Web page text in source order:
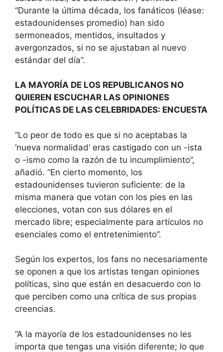
“Durante la última década, los fanáticos (léase:
estadounidenses promedio) han sido
sermoneados, mentidos, insultados y
avergonzados, si no se ajustaban al nuevo
estándar del día”.
LA MAYORÍA DE LOS REPUBLICANOS NO
QUIEREN ESCUCHAR LAS OPINIONES
POLÍTICAS DE LAS CELEBRIDADES: ENCUESTA
“Lo peor de todo es que si no aceptabas la
‘nueva normalidad’ eras castigado con un -ista
o -ismo como la razón de tu incumplimiento”,
añadió. “En cierto momento, los
estadounidenses tuvieron suficiente: de la
misma manera que votan con los pies en las
elecciones, votan con sus dólares en el
mercado libre; especialmente para artículos no
esenciales como el entretenimiento”.
Según los expertos, los fans no necesariamente
se oponen a que los artistas tengan opiniones
políticas, sino que están en desacuerdo con lo
que perciben como una crítica de sus propias
creencias.
“A la mayoría de los estadounidenses no les
importa que tengas una visión diferente; lo que